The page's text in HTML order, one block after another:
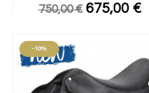
750,00 € 675,00 €
-10%